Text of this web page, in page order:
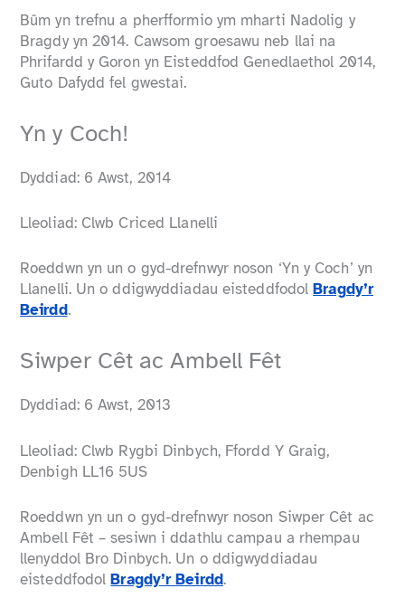
Bûm yn trefnu a pherfformio ym mharti Nadolig y
Bragdy yn 2014. Cawsom groesawu neb llai na
Phrifardd y Goron yn Eisteddfod Genedlaethol 2014,
Guto Dafydd fel gwestai.
Yn y Coch!
Dyddiad: 6 Awst, 2014
Lleoliad: Clwb Criced Llanelli
Roeddwn yn un o gyd-drefnwyr noson ‘Yn y Coch’ yn
Llanelli. Un o ddigwyddiadau eisteddfodolBragdy’r
Beirdd.
Siwper Cêt ac Ambell Fêt
Dyddiad: 6 Awst, 2013
Lleoliad: Clwb Rygbi Dinbych, Ffordd Y Graig,
Denbigh LL16 5US
Roeddwn yn un o gyd-drefnwyr noson Siwper Cêt ac
Ambell Fêt – sesiwn i ddathlu campau a rhempau
llenyddol Bro Dinbych. Un o ddigwyddiadau
eisteddfodolBragdy’r Beirdd.